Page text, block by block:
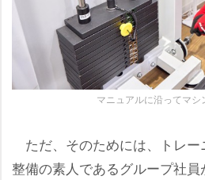
マニュアルに沿ってマシ
ただ、そのためには、トレー
整備の素人であるグループ社